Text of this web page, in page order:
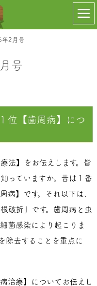
年2月号
号
位【歯周病】につ
法】をお伝えします。皆
っていますか。昔は１番
病】です。それ以下は、
破折」です。歯周病と虫
菌感染により起こりま
除去することを重点に
治療】についてお伝えし